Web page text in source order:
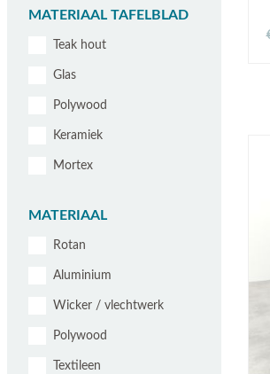
MATERIAAL TAFELBLAD
Teak hout
Glas
Polywood
Keramiek
Mortex
MATERIAAL
Rotan
Aluminium
Wicker / vlechtwerk
Polywood
Textileen